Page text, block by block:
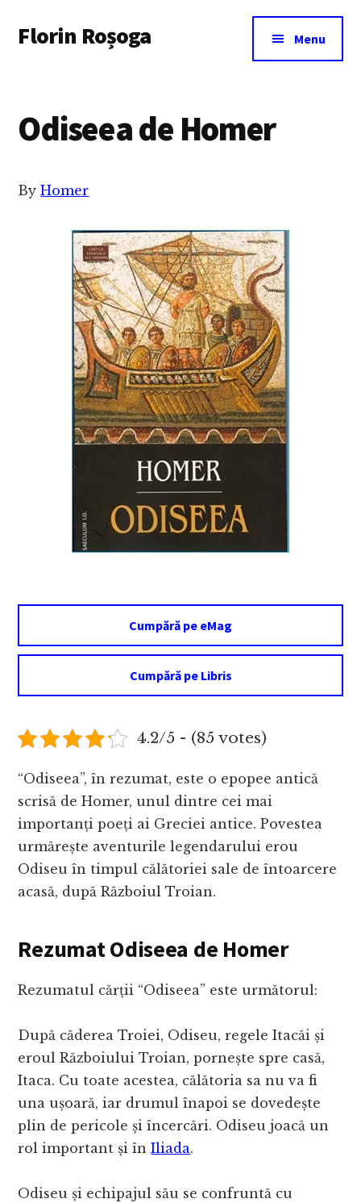
main
menu
Florin Roșoga Menu
Odiseea de Homer
ByHomer
Cumpără pe eMag
Cumpără pe Libris
4.2/5 - (85 votes)
“Odiseea”, în rezumat, este o epopee antică
scrisă de Homer, unul dintre cei mai
importanți poeți ai Greciei antice. Povestea
urmărește aventurile legendarului erou
Odiseu în timpul călătoriei sale de întoarcere
acasă, după Războiul Troian.
Rezumat Odiseea de Homer
Rezumatul cărții “Odiseea” este următorul:
După căderea Troiei, Odiseu, regele Itacăi și
eroul Războiului Troian, pornește spre casă,
Itaca. Cu toate acestea, călătoria sa nu va fi
una ușoară, iar drumul înapoi se dovedește
plin de pericole și încercări. Odiseu joacă un
rol important și înIliada.
Odiseu și echipajul său se confruntă cu